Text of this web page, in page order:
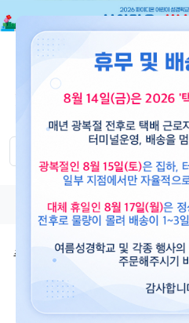
도서 뮤직 용품
주석/원서 > 메인아이디어
[10%할인]
Main Idea로 푸는
요나,미가-메인 아이디어 시리